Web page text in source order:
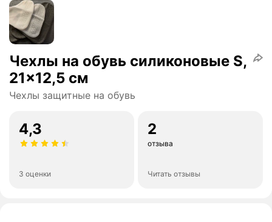
Чехлы на обувь силиконовые S,
21x12,5 см
Чехлы защитные на обувь
4,3
3 оценки
2
отзыва
Читать отзывы